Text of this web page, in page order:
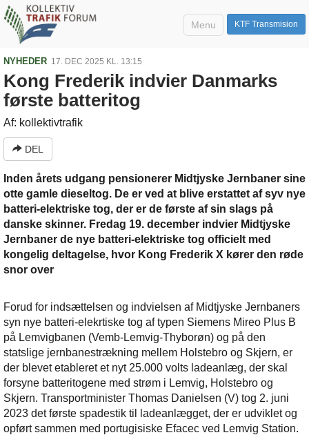
KTF Transmision
Menu
NYHEDER 17. DEC 2025 KL. 13:15
Kong Frederik indvier Danmarks
første batteritog
Af: kollektivtrafik
DEL
Inden årets udgang pensionerer Midtjyske Jernbaner sine
otte gamle dieseltog. De er ved at blive erstattet af syv nye
batteri-elektriske tog, der er de første af sin slags på
danske skinner. Fredag 19. december indvier Midtjyske
Jernbaner de nye batteri-elektriske tog officielt med
kongelig deltagelse, hvor Kong Frederik X kører den røde
snor over
Forud for indsættelsen og indvielsen af Midtjyske Jernbaners
syn nye batteri-elekrtiske tog af typen Siemens Mireo Plus B
på Lemvigbanen (Vemb-Lemvig-Thyborøn) og på den
statslige jernbanestrækning mellem Holstebro og Skjern, er
der blevet etableret et nyt 25.000 volts ladeanlæg, der skal
forsyne batteritogene med strøm i Lemvig, Holstebro og
Skjern. Transportminister Thomas Danielsen (V) tog 2. juni
2023 det første spadestik til ladeanlægget, der er udviklet og
opført sammen med portugisiske Efacec ved Lemvig Station.